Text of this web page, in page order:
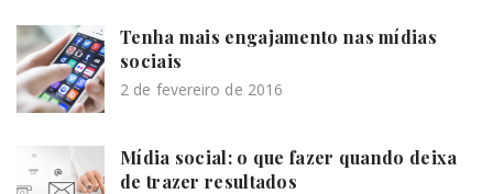
Tenha mais engajamento nas mídias
sociais
2 de fevereiro de 2016
Mídia social: o que fazer quando deixa
de trazer resultados